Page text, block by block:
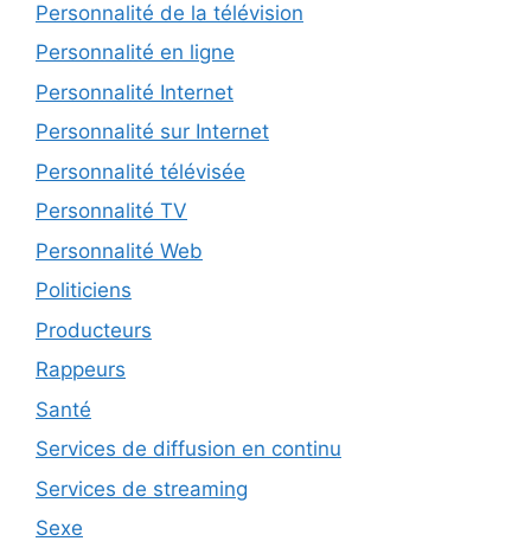
Personnalité de la télévision
Personnalité en ligne
Personnalité Internet
Personnalité sur Internet
Personnalité télévisée
Personnalité TV
Personnalité Web
Politiciens
Producteurs
Rappeurs
Santé
Services de diffusion en continu
Services de streaming
Sexe